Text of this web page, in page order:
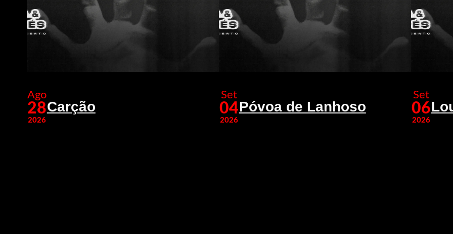
Ago
28
2026
Carção
Set
04
2026
Póvoa de Lanhoso
Set
06
2026